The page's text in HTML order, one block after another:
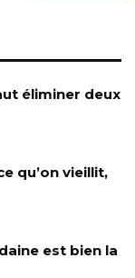
éliminer deux
qu’on vieillit,
est bien la